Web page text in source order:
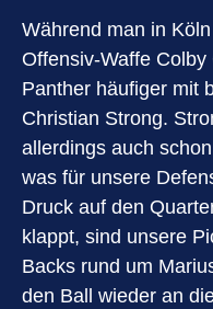
Während man in
Offensiv-Waffe
Panther häufiger mit
Christian Strong.
allerdings auch
was für unsere
Druck auf den
klappt, sind unsere
Backs rund um
den Ball wieder an